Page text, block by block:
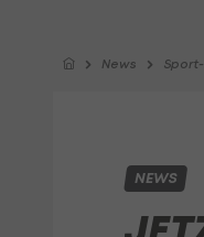
News
NEWS